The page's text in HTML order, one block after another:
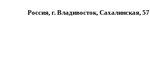
Россия, г. Владивосток, Сахалинская, 57